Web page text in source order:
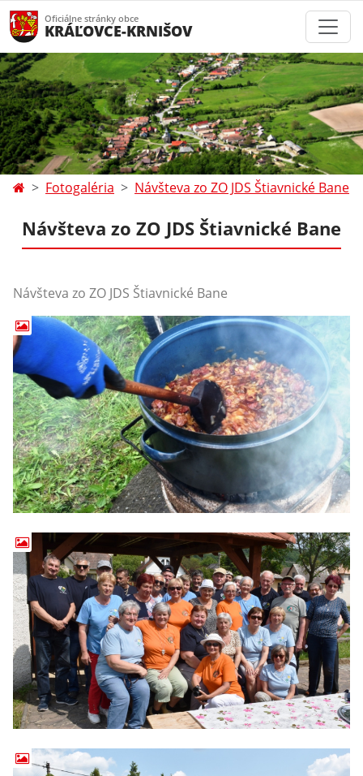
Oficiálne stránky obce
KRÁĽOVCE-KRNIŠOV
Fotogaléria Návšteva zo ZO JDS Štiavnické Bane
Návšteva zo ZO JDS Štiavnické Bane
Návšteva zo ZO JDS Štiavnické Bane